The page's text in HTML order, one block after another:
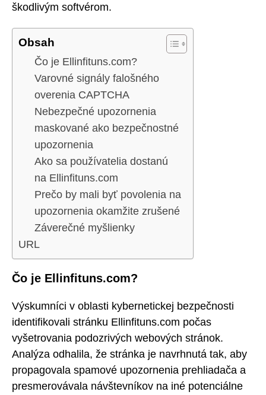
škodlivým softvérom.
Obsah
Čo je Ellinfituns.com?
Varovné signály falošného
overenia CAPTCHA
Nebezpečné upozornenia
maskované ako bezpečnostné
upozornenia
Ako sa používatelia dostanú
na Ellinfituns.com
Prečo by mali byť povolenia na
upozornenia okamžite zrušené
Záverečné myšlienky
URL
Čo je Ellinfituns.com?
Výskumníci v oblasti kybernetickej bezpečnosti
identifikovali stránku Ellinfituns.com počas
vyšetrovania podozrivých webových stránok.
Analýza odhalila, že stránka je navrhnutá tak, aby
propagovala spamové upozornenia prehliadača a
presmerovávala návštevníkov na iné potenciálne